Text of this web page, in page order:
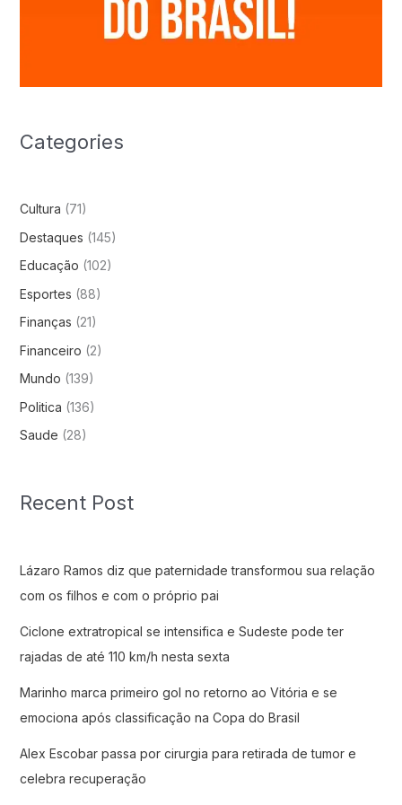
Categories
Cultura (71)
Destaques (145)
Educação (102)
Esportes (88)
Finanças (21)
Financeiro (2)
Mundo (139)
Politica (136)
Saude (28)
Recent Post
Lázaro Ramos diz que paternidade transformou sua relação
com os filhos e com o próprio pai
Ciclone extratropical se intensifica e Sudeste pode ter
rajadas de até 110 km/h nesta sexta
Marinho marca primeiro gol no retorno ao Vitória e se
emociona após classificação na Copa do Brasil
Alex Escobar passa por cirurgia para retirada de tumor e
celebra recuperação